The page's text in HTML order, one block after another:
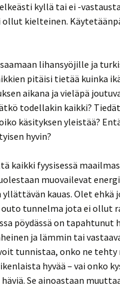
kyllä tai ei -
kielteinen.
lihansyöjille ja
pitäisi tietää kuinka
aikana ja vieläpä
todellakin kaikki?
käsityksen yleistää?
hyvin?
kaikki fyysisessä
muovailevat
kauas. Olet ehkä
tunnelma jota ei ollut
pöydässä on tapahtunut
ja lämmin tai
tunnistaa, onko ne tehty
hyvää – vai onko
Se ainoastaan